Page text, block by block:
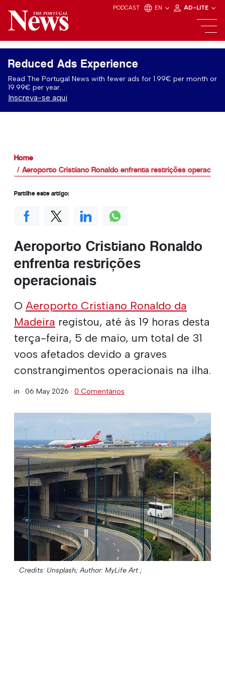
PODCAST EN AD-LITE
Reduced Ads Experience
Read The Portugal News with fewer ads for 1.99€ per month or
19.99€ per year.
Inscreva-se aqui
Home
Aeroporto Cristiano Ronaldo enfrenta restrições
Aeroporto Cristiano Ronaldo
enfrenta restrições
operacionais
O Aeroporto Cristiano Ronaldo da
Madeira registou, até às 19 horas desta
terça-feira, 5 de maio, um total de 31
voos afetados devido a graves
constrangimentos operacionais na ilha.
in · 06 May 2026 · 0 Comentários
Credits: Unsplash; Author: MyLife Art ;
Partilhe este artigo: